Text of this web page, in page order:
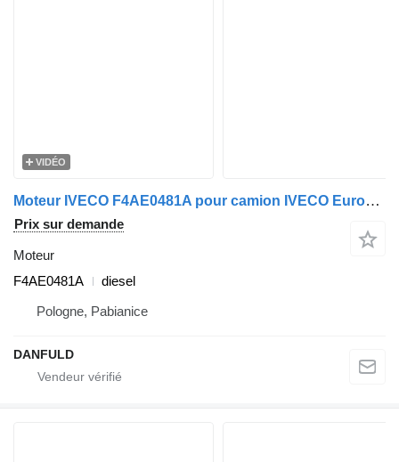
VIDÉO
Moteur IVECO F4AE0481A pour camion IVECO EuroCargo I-III
Prix sur demande
Moteur
F4AE0481A
diesel
Pologne, Pabianice
DANFULD